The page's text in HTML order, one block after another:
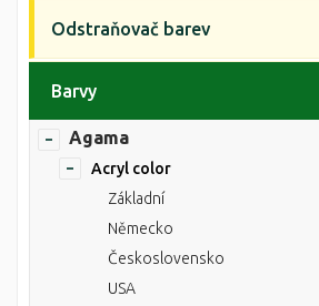
Odstraňovač barev
Barvy
Agama
Acryl color
Základní
Německo
Československo
USA